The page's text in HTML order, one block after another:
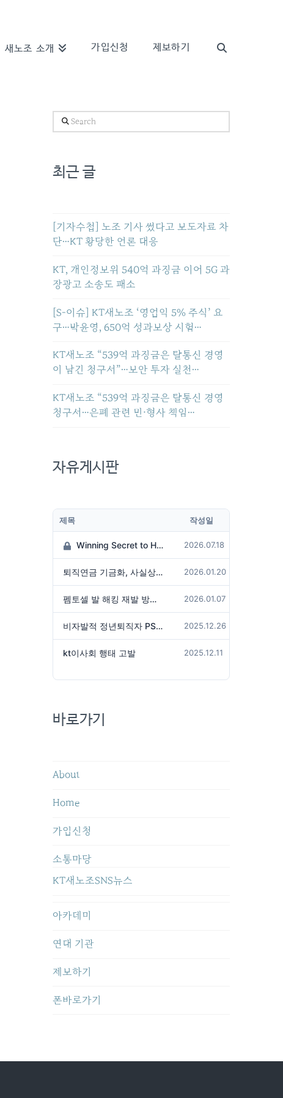
새노조 소개 가입신청 제보하기
Search
최근 글
[기자수첩] 노조 기사 썼다고 보도자료 차
단…KT 황당한 언론 대응
KT, 개인정보위 540억 과징금 이어 5G 과
장광고 소송도 패소
[S-이슈] KT새노조 ‘영업익 5% 주식’ 요
구…박윤영, 650억 성과보상 시험…
KT새노조 “539억 과징금은 탈통신 경영
이 남긴 청구서”…보안 투자 실천…
KT새노조 “539억 과징금은 탈통신 경영
청구서…은폐 관련 민·형사 책임…
자유게시판
제목 작성일
Winning Secret to Hit the Jackpot! 2026.07.18
퇴직연금 기금화, 사실상 국가가 관리하겠다는 것인가? 2026.01.20
펨토셀 발 해킹 재발 방지 위해서는 2026.01.07
비자발적 정년퇴직자 PS성과급 미지급은 임금체불 아닌가? 2025.12.26
kt이사회 행태 고발 2025.12.11
바로가기
About
Home
가입신청
소통마당
KT새노조SNS뉴스
아카데미
연대 기관
제보하기
폰바로가기